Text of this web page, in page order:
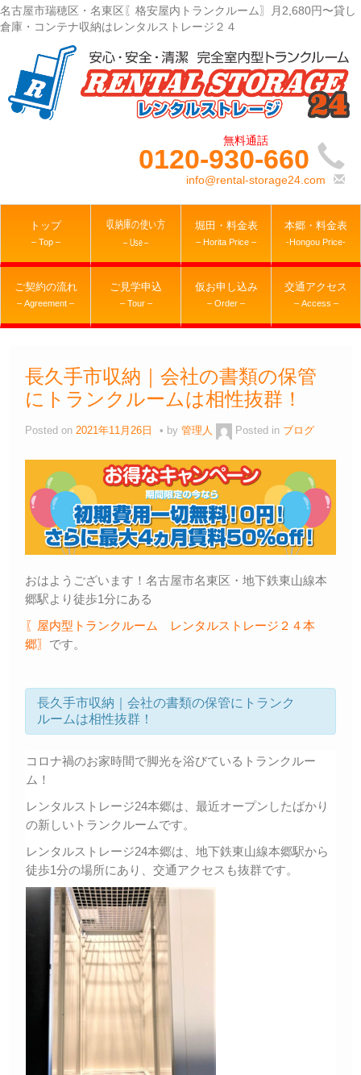
名古屋市瑞穂区・名東区〖格安屋内トランクルーム〗月2,680円〜貸し
倉庫・コンテナ収納はレンタルストレージ２４
0120-930-660
info@rental-storage24.com
トップ
– Top –
収納庫の使い方
– Use –
堀田・料金表
– Horita Price –
本郷・料金表
-Hongou Price-
ご契約の流れ
– Agreement –
ご見学申込
– Tour –
仮お申し込み
– Order –
交通アクセス
– Access –
長久手市収納｜会社の書類の保管
にトランクルームは相性抜群！
Posted on 2021年11月26日 by 管理人 Posted in ブログ
おはようございます！名古屋市名東区・地下鉄東山線本
郷駅より徒歩1分にある
〖屋内型トランクルーム レンタルストレージ２４本
郷〗 です。
長久手市収納｜会社の書類の保管にトランク
ルームは相性抜群！
コロナ禍のお家時間で脚光を浴びているトランクルー
ム！
レンタルストレージ24本郷は、最近オープンしたばかり
の新しいトランクルームです。
レンタルストレージ24本郷は、地下鉄東山線本郷駅から
徒歩1分の場所にあり、交通アクセスも抜群です。